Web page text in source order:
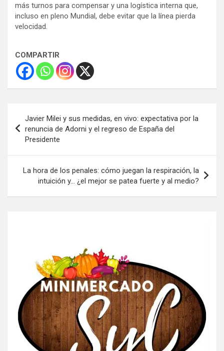
más turnos para compensar y una logística interna que,
incluso en pleno Mundial, debe evitar que la línea pierda
velocidad.
COMPARTIR
de
entradas
Javier Milei y sus medidas, en vivo: expectativa por la
renuncia de Adorni y el regreso de España del
Presidente
La hora de los penales: cómo juegan la respiración, la
intuición y… ¿el mejor se patea fuerte y al medio?